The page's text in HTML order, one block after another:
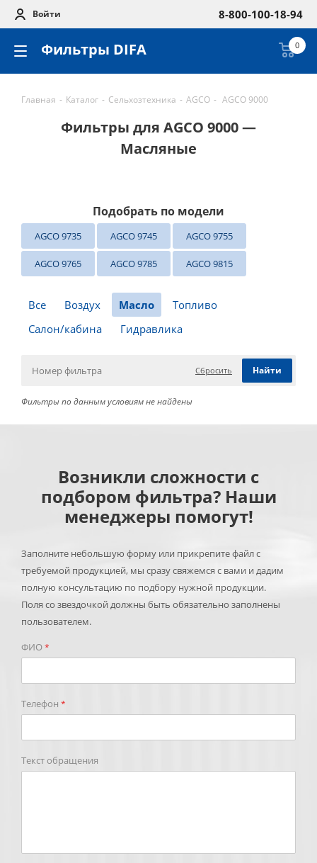
Войти 8-800-100-18-94
Фильтры DIFA 0
Главная - Каталог - Сельхозтехника - AGCO - AGCO 9000
Фильтры для AGCO 9000 —
Масляные
Подобрать по модели
AGCO 9735 AGCO 9745 AGCO 9755
AGCO 9765 AGCO 9785 AGCO 9815
Все Воздух Масло
Топливо
Салон/кабина
Гидравлика
Сбросить
Фильтры по данным условиям не найдены
Возникли сложности с
подбором фильтра? Наши
менеджеры помогут!
Заполните небольшую форму или прикрепите файл с
требуемой продукцией, мы сразу свяжемся с вами и дадим
полную консультацию по подбору нужной продукции.
Поля со звездочкой должны быть обязательно заполнены
пользователем.
ФИО*
Телефон *
Текст обращения